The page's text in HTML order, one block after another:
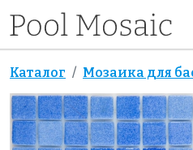
Каталог Мозаика для